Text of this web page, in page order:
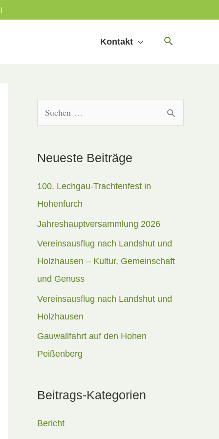
Kontakt
u
h
c
h
:
Neueste Beiträge
100. Lechgau-Trachtenfest in
Hohenfurch
Jahreshauptversammlung 2026
Vereinsausflug nach Landshut und
Holzhausen – Kultur, Gemeinschaft
und Genuss
Vereinsausflug nach Landshut und
Holzhausen
Gauwallfahrt auf den Hohen
Peißenberg
Beitrags-Kategorien
Bericht